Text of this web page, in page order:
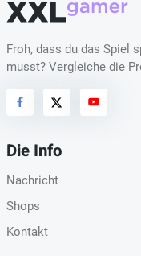
Froh, dass du das Spiel
musst? Vergleiche die
Die Info
Nachricht
Shops
Kontakt